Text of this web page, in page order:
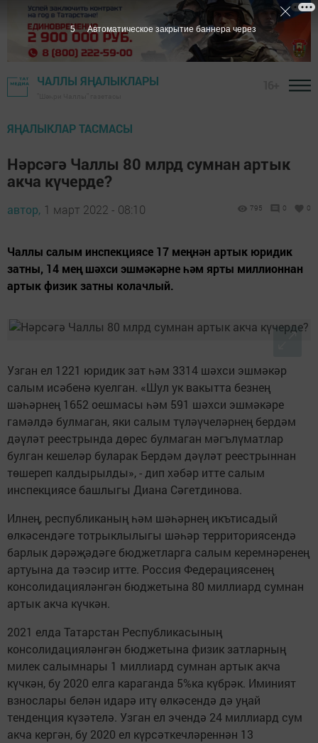
ЧАЛЛЫ ЯҢАЛЫКЛАРЫ
ЯҢАЛЫКЛАР ТАСМАСЫ
Нәрсәгә Чаллы 80 млрд сумнан артык
акча күчерде?
автор, 1 март 2022 - 08:10 795 0 0
Чаллы салым инспекциясе 17 меңнән артык юридик
затны, 14 мең шәхси эшмәкәрне һәм ярты миллионнан
артык физик затны колачлый.
Узган ел 1221 юридик зат һәм 3314 шәхси эшмәкәр
салым исәбенә куелган. «Шул ук вакытта безнең
шәһәрнең 1652 оешмасы һәм 591 шәхси эшмәкәре
гамәлдә булмаган, яки салым түләүчеләрнең бердәм
дәүләт реестрында дөрес булмаган мәгълүматлар
булган кешеләр буларак Бердәм дәүләт реестрыннан
төшереп калдырылды», - дип хәбәр итте салым
инспекциясе башлыгы Диана Сәгетдинова.
Илнең, республиканың һәм шәһәрнең икътисадый
өлкәсендәге тотрыклылыгы шәһәр территориясендә
барлык дәрәҗәдәге бюджетларга салым керемнәренең
артуына да тәэсир итте. Россия Федерациясенең
консолидацияләнгән бюджетына 80 миллиард сумнан
артык акча күчкән.
2021 елда Татарстан Республикасының
консолидацияләнгән бюджетына физик затларның
милек салымнары 1 миллиард сумнан артык акча
күчкән, бу 2020 елга караганда 5%ка күбрәк. Иминият
взнослары белән идарә итү өлкәсендә дә уңай
тенденция күзәтелә. Узган ел эчендә 24 миллиард сум
акча кергән, бу 2020 ел күрсәткечләреннән 13
4 Автоматическое закрытие баннера через